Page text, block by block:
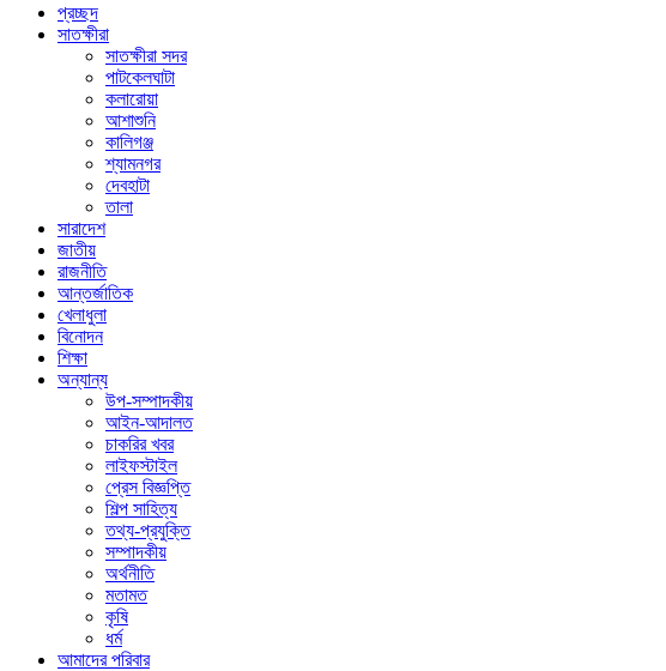
প্রচ্ছদ
সাতক্ষীরা
সাতক্ষীরা সদর
পাটকেলঘাটা
কলারোয়া
আশাশুনি
কালিগঞ্জ
শ্যামনগর
দেবহাটা
তালা
সারাদেশ
জাতীয়
রাজনীতি
আন্তর্জাতিক
খেলাধুলা
বিনোদন
শিক্ষা
অন্যান্য
উপ-সম্পাদকীয়
আইন-আদালত
চাকরির খবর
লাইফস্টাইল
প্রেস বিজ্ঞপ্তি
শিল্প সাহিত্য
তথ্য-প্রযুক্তি
সম্পাদকীয়
অর্থনীতি
মতামত
কৃষি
ধর্ম
আমাদের পরিবার